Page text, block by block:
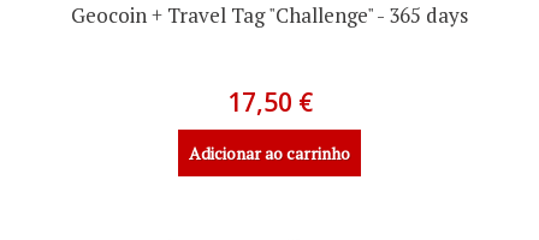
Geocoin + Travel Tag "Challenge" - 365 days
17,50 €
Adicionar ao carrinho